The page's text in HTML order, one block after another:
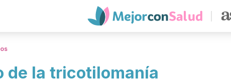
de la tricotilomanía